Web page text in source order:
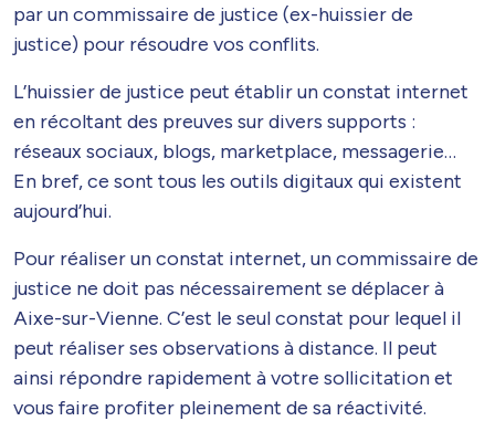
par un commissaire de justice (ex-huissier de
justice) pour résoudre vos conflits.
L’huissier de justice peut établir un constat internet
en récoltant des preuves sur divers supports :
réseaux sociaux, blogs, marketplace, messagerie…
En bref, ce sont tous les outils digitaux qui existent
aujourd’hui.
Pour réaliser un constat internet, un commissaire de
justice ne doit pas nécessairement se déplacer à
Aixe-sur-Vienne. C’est le seul constat pour lequel il
peut réaliser ses observations à distance. Il peut
ainsi répondre rapidement à votre sollicitation et
vous faire profiter pleinement de sa réactivité.